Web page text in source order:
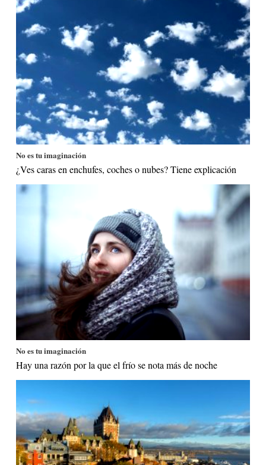
No es tu imaginación
¿Ves caras en enchufes, coches o nubes? Tiene explicación
No es tu imaginación
Hay una razón por la que el frío se nota más de noche